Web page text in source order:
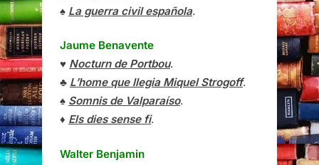
♠ La guerra civil española.
Jaume Benavente
♥ Nocturn de Portbou.
♣ L’home que llegia Miquel Strogoff.
♠ Somnis de Valparaíso.
♦ Els dies sense fi.
Walter Benjamin